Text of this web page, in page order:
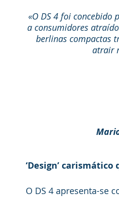
«O DS 4 foi concebido
a consumidores
berlinas compactas
atrair
‘Design’ carismático
O DS 4 apresenta-se